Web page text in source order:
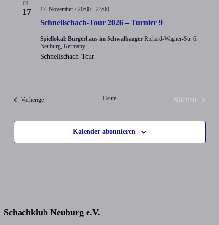
DI.
17
Schnellschach-Tour 2026 – Turnier 9
17. November / 20:00- 23:00
Spiellokal: Bürgerhaus im Schwalbanger Richard-Wagner-Str. 6,
Neuburg, Germany
Schnellschach-Tour
VorherigeVeranstaltungen Heute
Nächste
Kalender abonnieren
Schachklub Neuburg e.V.